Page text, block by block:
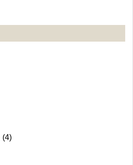
(4)